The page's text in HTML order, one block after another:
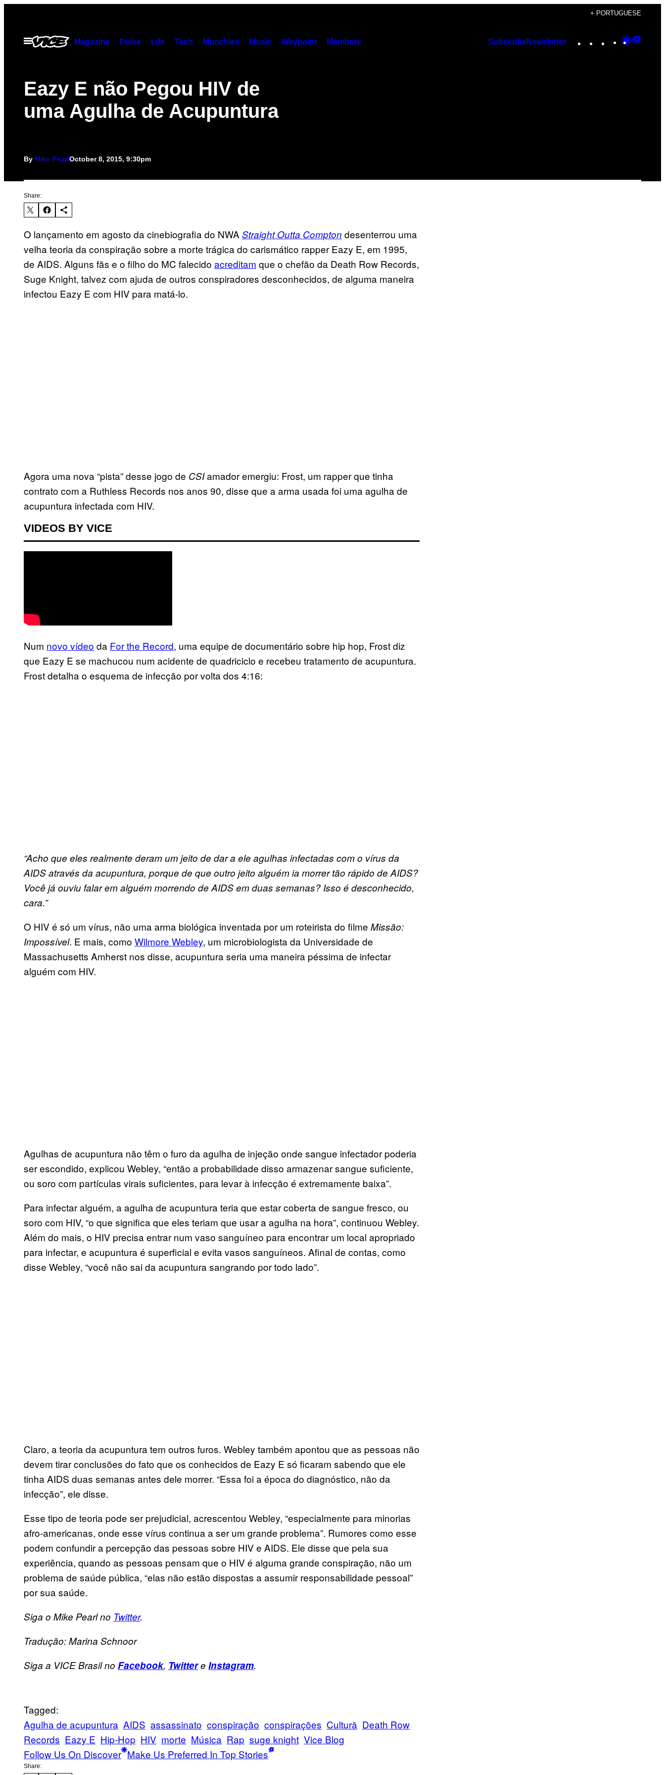
content
+ PORTUGUESE
Open
Menu
Magazine Pulse Life Tech Munchies Music Waypoint Members SubscribeNewsletter Instagram
TikTok
YouTube
Google
Eazy E não Pegou HIV de
uma Agulha de Acupuntura
By Mike PearlOctober 8, 2015, 9:30pm
Share:
O lançamento em agosto da cinebiografia do NWA Straight Outta Compton desenterrou uma
velha teoria da conspiração sobre a morte trágica do carismático rapper Eazy E, em 1995,
de AIDS. Alguns fãs e o filho do MC falecido acreditam que o chefão da Death Row Records,
Suge Knight, talvez com ajuda de outros conspiradores desconhecidos, de alguma maneira
infectou Eazy E com HIV para matá-lo.
Agora uma nova “pista” desse jogo de CSIamador emergiu: Frost, um rapper que tinha
contrato com a Ruthless Records nos anos 90, disse que a arma usada foi uma agulha de
acupuntura infectada com HIV.
VIDEOS BY VICE
Num novo vídeo da For the Record, uma equipe de documentário sobre hip hop, Frost diz
que Eazy E se machucou num acidente de quadriciclo e recebeu tratamento de acupuntura.
Frost detalha o esquema de infecção por volta dos 4:16:
“Acho que eles realmente deram um jeito de dar a ele agulhas infectadas com o vírus da
AIDS através da acupuntura, porque de que outro jeito alguém ia morrer tão rápido de AIDS?
Você já ouviu falar em alguém morrendo de AIDS em duas semanas? Isso é desconhecido,
cara.”
O HIV é só um vírus, não uma arma biológica inventada por um roteirista do filme Missão:
Impossível. E mais, como Wilmore Webley, um microbiologista da Universidade de
Massachusetts Amherst nos disse, acupuntura seria uma maneira péssima de infectar
alguém com HIV.
Agulhas de acupuntura não têm o furo da agulha de injeção onde sangue infectador poderia
ser escondido, explicou Webley, “então a probabilidade disso armazenar sangue suficiente,
ou soro com partículas virais suficientes, para levar à infecção é extremamente baixa”.
Para infectar alguém, a agulha de acupuntura teria que estar coberta de sangue fresco, ou
soro com HIV, “o que significa que eles teriam que usar a agulha na hora”, continuou Webley.
Além do mais, o HIV precisa entrar num vaso sanguíneo para encontrar um local apropriado
para infectar, e acupuntura é superficial e evita vasos sanguíneos. Afinal de contas, como
disse Webley, “você não sai da acupuntura sangrando por todo lado”.
Claro, a teoria da acupuntura tem outros furos. Webley também apontou que as pessoas não
devem tirar conclusões do fato que os conhecidos de Eazy E só ficaram sabendo que ele
tinha AIDS duas semanas antes dele morrer. “Essa foi a época do diagnóstico, não da
infecção”, ele disse.
Esse tipo de teoria pode ser prejudicial, acrescentou Webley, “especialmente para minorias
afro-americanas, onde esse vírus continua a ser um grande problema”. Rumores como esse
podem confundir a percepção das pessoas sobre HIV e AIDS. Ele disse que pela sua
experiência, quando as pessoas pensam que o HIV é alguma grande conspiração, não um
problema de saúde pública, “elas não estão dispostas a assumir responsabilidade pessoal”
por sua saúde.
Siga o Mike Pearl no Twitter.
Tradução: Marina Schnoor
Siga a VICE Brasil no Facebook, Twittere Instagram.
Tagged:
Agulha de acupuntura AIDS assassinato conspiração conspirações Cultură Death Row
Records Eazy E Hip-Hop HIV morte Música Rap suge knight Vice Blog
Follow Us On Discover Make Us Preferred In Top Stories
Share: